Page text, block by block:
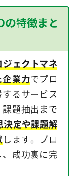
の特徴まと
ェクトマネ
業力でプロ
るサービス
題抽出まで
決定や課題解
します。プロ
成功裏に完